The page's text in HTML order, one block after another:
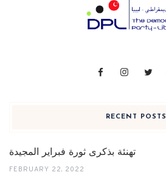
RECENT POSTS
تهنئة بذكرى ثورة فبراير المجيدة
FEBRUARY 22, 2022